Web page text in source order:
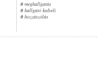
0 meghallgatás
0 hallgató kedveli
0 hozzászólás